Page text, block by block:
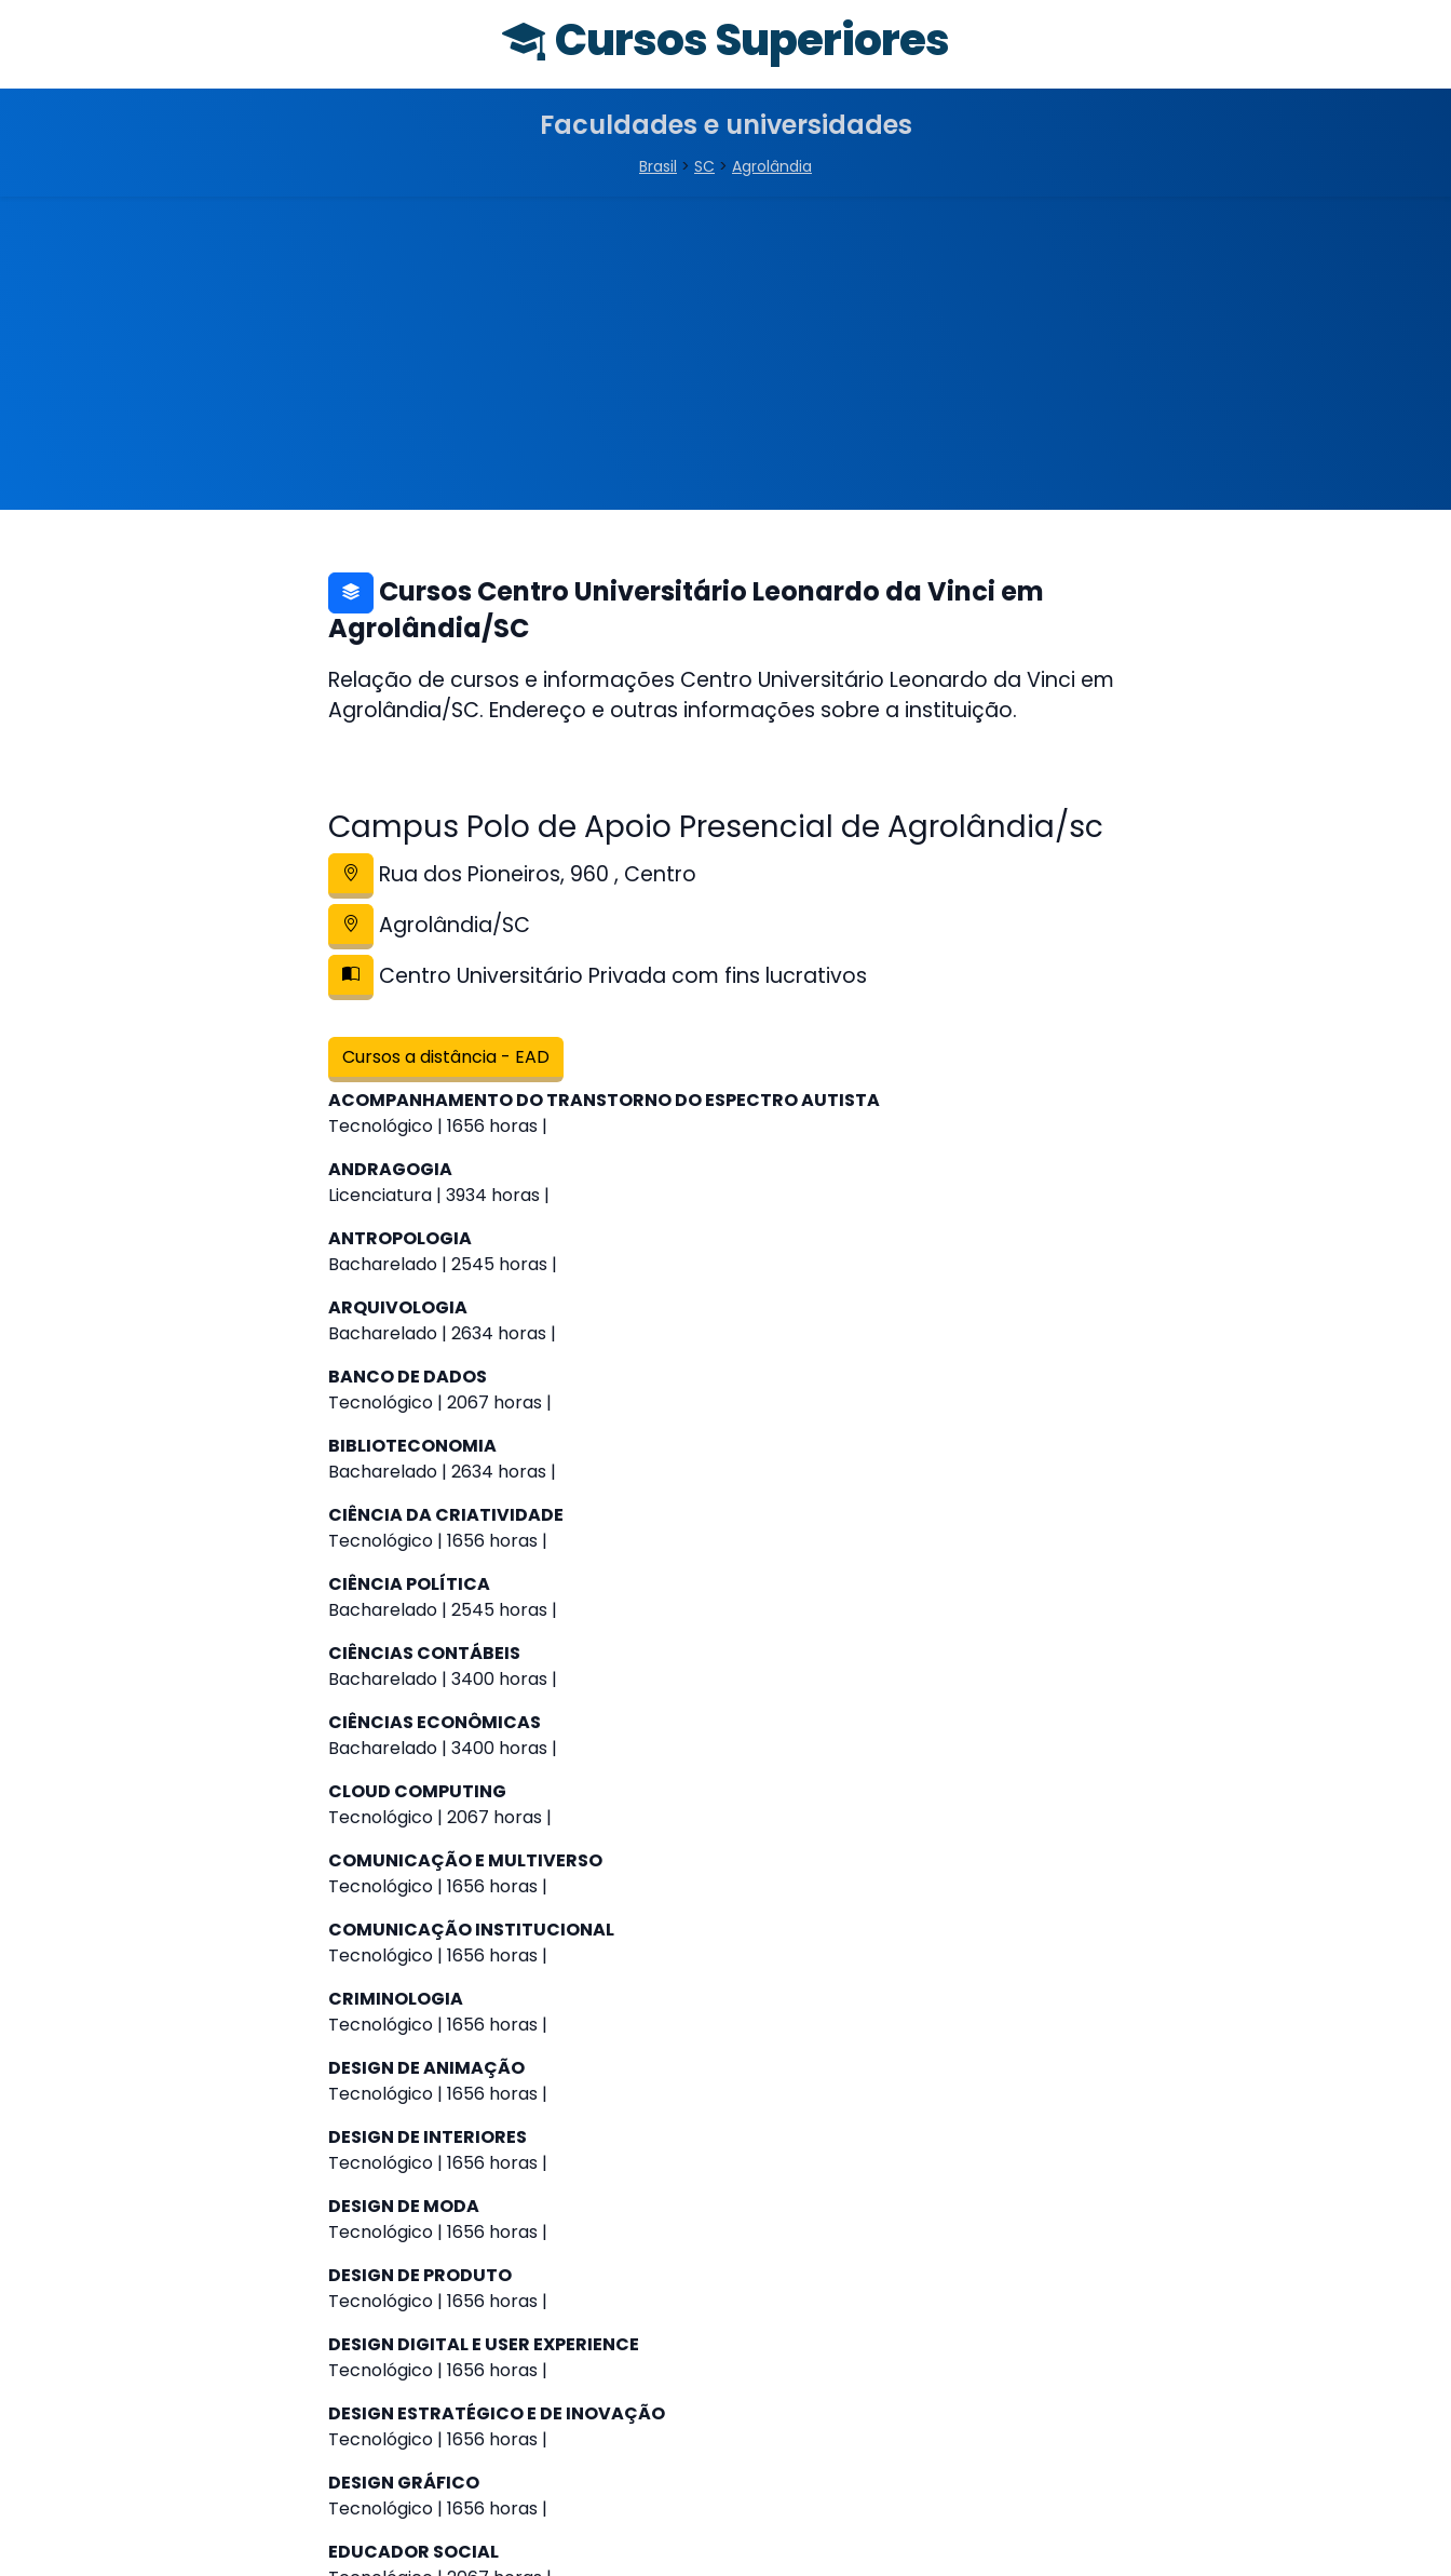
Cursos Superiores
Faculdades e universidades
Brasil > SC > Agrolândia
Cursos Centro Universitário Leonardo da Vinci em
Agrolândia/SC
Relação de cursos e informações Centro Universitário Leonardo da Vinci em
Agrolândia/SC. Endereço e outras informações sobre a instituição.
Campus Polo de Apoio Presencial de Agrolândia/sc
Rua dos Pioneiros, 960 , Centro
Agrolândia/SC
Centro Universitário Privada com fins lucrativos
Cursos a distância - EAD
ACOMPANHAMENTO DO TRANSTORNO DO ESPECTRO AUTISTA
Tecnológico | 1656 horas |
ANDRAGOGIA
Licenciatura | 3934 horas |
ANTROPOLOGIA
Bacharelado | 2545 horas |
ARQUIVOLOGIA
Bacharelado | 2634 horas |
BANCO DE DADOS
Tecnológico | 2067 horas |
BIBLIOTECONOMIA
Bacharelado | 2634 horas |
CIÊNCIA DA CRIATIVIDADE
Tecnológico | 1656 horas |
CIÊNCIA POLÍTICA
Bacharelado | 2545 horas |
CIÊNCIAS CONTÁBEIS
Bacharelado | 3400 horas |
CIÊNCIAS ECONÔMICAS
Bacharelado | 3400 horas |
CLOUD COMPUTING
Tecnológico | 2067 horas |
COMUNICAÇÃO E MULTIVERSO
Tecnológico | 1656 horas |
COMUNICAÇÃO INSTITUCIONAL
Tecnológico | 1656 horas |
CRIMINOLOGIA
Tecnológico | 1656 horas |
DESIGN DE ANIMAÇÃO
Tecnológico | 1656 horas |
DESIGN DE INTERIORES
Tecnológico | 1656 horas |
DESIGN DE MODA
Tecnológico | 1656 horas |
DESIGN DE PRODUTO
Tecnológico | 1656 horas |
DESIGN DIGITAL E USER EXPERIENCE
Tecnológico | 1656 horas |
DESIGN ESTRATÉGICO E DE INOVAÇÃO
Tecnológico | 1656 horas |
DESIGN GRÁFICO
Tecnológico | 1656 horas |
EDUCADOR SOCIAL